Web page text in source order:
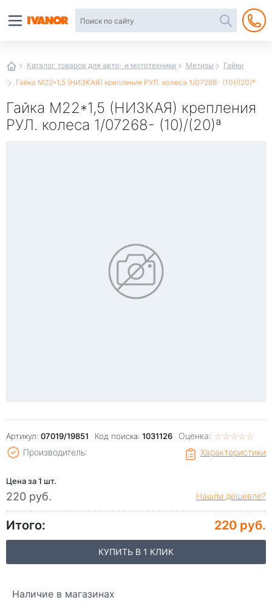
Каталог товаров для авто- и мототехники Метизы
Гайки
Гайка М22*1,5 (НИЗКАЯ) крепления РУЛ. колеса 1/07268- (10)/(20)ª
Гайка М22*1,5 (НИЗКАЯ) крепления
РУЛ. колеса 1/07268- (10)/(20)ª
Артикул: 07019/19851 Код поиска: 1031126 Оценка: ☆☆☆☆☆
★★★★★
Характеристики
Производитель:
Цена за 1 шт.
220 руб. Нашли дешевле?
Итого: 220 руб.
КУПИТЬ В 1 КЛИК
Наличие в магазинах
интернет-